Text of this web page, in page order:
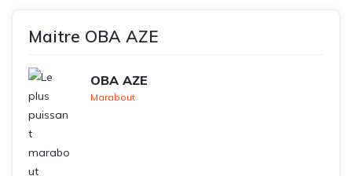
Maitre OBA AZE
OBA AZE
Marabout